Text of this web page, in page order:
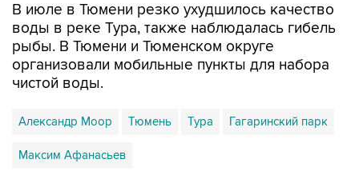
В июле в Тюмени резко ухудшилось качество
воды в реке Тура, также наблюдалась гибель
рыбы. В Тюмени и Тюменском округе
организовали мобильные пункты для набора
чистой воды.
Александр Моор Тюмень Тура Гагаринский парк
Максим Афанасьев